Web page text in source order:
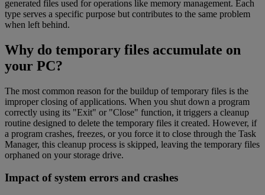
generated files used for operations like memory management. Each
type serves a specific purpose but contributes to the same problem
when left behind.
Why do temporary files accumulate on
your PC?
The most common reason for the buildup of temporary files is the
improper closing of applications. When you shut down a program
correctly using its "Exit" or "Close" function, it triggers a cleanup
routine designed to delete the temporary files it created. However, if
a program crashes, freezes, or you force it to close through the Task
Manager, this cleanup process is skipped, leaving the temporary files
orphaned on your storage drive.
Impact of system errors and crashes